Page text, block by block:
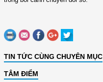
TIN TỨC CÙNG CHUYÊN MỤC
TÂM ĐIỂM